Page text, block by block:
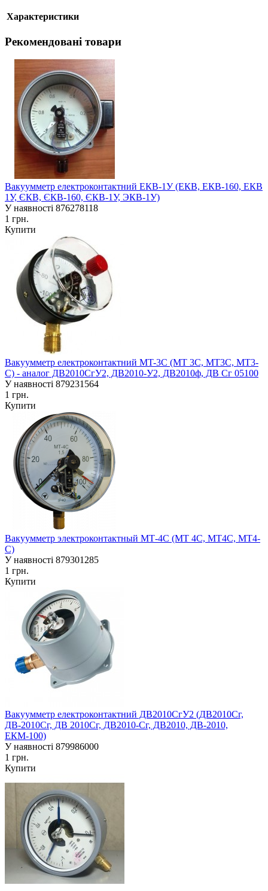
Характеристики
Рекомендовані товари
Вакуумметр електроконтактний ЕКВ-1У (ЕКВ, ЕКВ-160, ЕКВ
1У, ЄКВ, ЄКВ-160, ЄКВ-1У, ЭКВ-1У)
У наявності 876278118
1 грн.
Купити
Вакуумметр електроконтактний MT-3C (MT 3C, MT3C, MT3-
С) - аналог ДВ2010СгУ2, ДВ2010-У2, ДВ2010ф, ДВ Сг 05100
У наявності 879231564
1 грн.
Купити
Вакуумметр электроконтактный МТ-4С (МТ 4С, МТ4С, МТ4-
С)
У наявності 879301285
1 грн.
Купити
Вакуумметр електроконтактний ДВ2010СгУ2 (ДВ2010Сг,
ДВ-2010Сг, ДВ 2010Сг, ДВ2010-Сг, ДВ2010, ДВ-2010,
ЕКМ-100)
У наявності 879986000
1 грн.
Купити